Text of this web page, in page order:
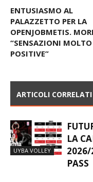
ENTUSIASMO AL
PALAZZETTO PER LA
OPENJOBMETIS.
“SENSAZIONI MOLTO
POSITIVE”
ARTICOLI CORRELATI
UYBA VOLLEY
LA
2026/
PASS